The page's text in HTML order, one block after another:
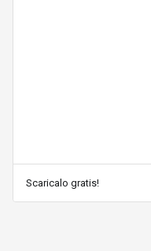
Scaricalo gratis!